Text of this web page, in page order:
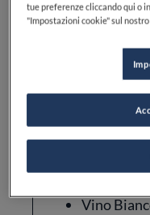
Riso: 150 g
Carciofi: 2
Brodo
Vino
tue preferenze cliccando qui o
"Impostazioni cookie" sul nostro